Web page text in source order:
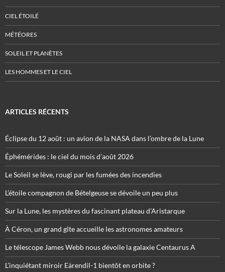
CIEL ÉTOILÉ
MÉTÉORES
SOLEIL ET PLANÈTES
LES HOMMES ET LE CIEL
ARTICLES RÉCENTS
Éclipse du 12 août : un avion de la NASA dans l’ombre de la Lune
Éphémérides : le ciel du mois d’août 2026
Le Soleil se lève, rougi par les fumées des incendies
L’étoile compagnon de Bételgeuse se dévoile un peu plus
Sur la Lune, les mystères du fascinant plateau d’Aristarque
À Céron, un grand gîte accueille les astronomes amateurs
Le télescope James Webb nous dévoile la galaxie Centaurus A
L’inquiétant miroir Eärendil-1 bientôt en orbite ?